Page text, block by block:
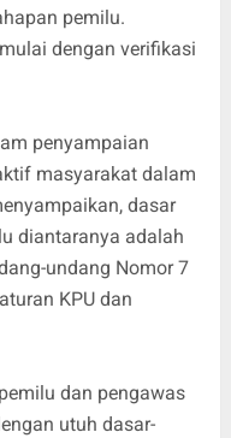
pemilu.
dengan verifikasi
penyampaian
masyarakat dalam
dasar
diantaranya adalah
undang Nomor 7
KPU dan
dan pengawas
utuh dasar-